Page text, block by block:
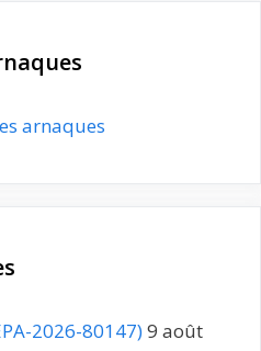
arnaques
2026-80147)9 août